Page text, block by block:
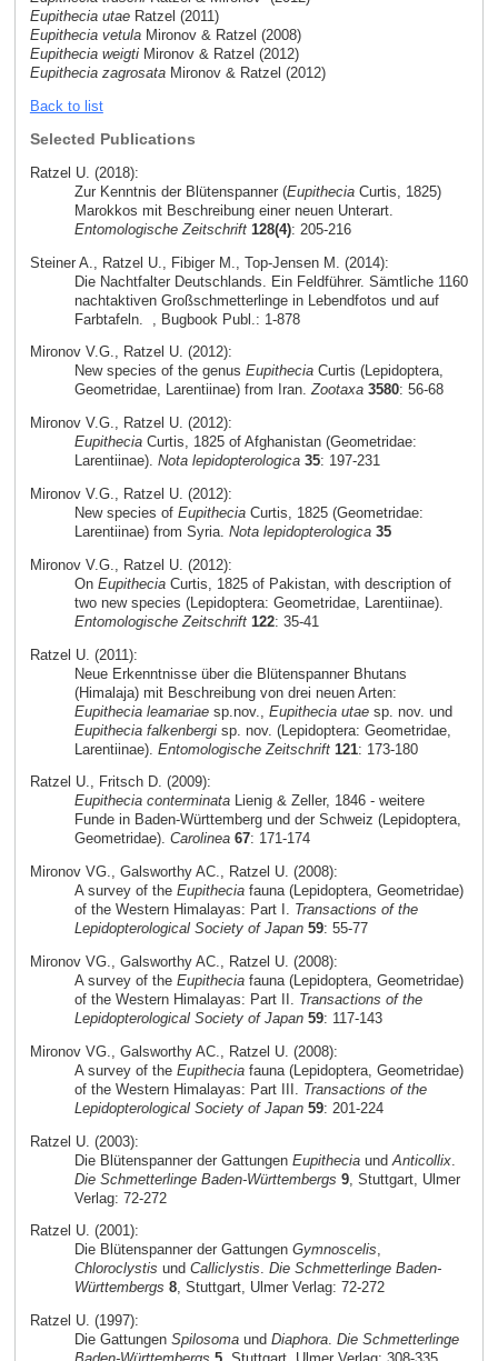
Eupithecia utaeRatzel (2011)
Eupithecia vetulaMironov & Ratzel (2008)
Eupithecia weigtiMironov & Ratzel (2012)
Eupithecia zagrosata Mironov & Ratzel (2012)
Back to list
Selected Publications
Ratzel U. (2018):
Zur Kenntnis der Blütenspanner (EupitheciaCurtis, 1825)
Marokkos mit Beschreibung einer neuen Unterart.
Entomologische Zeitschrift 128(4): 205-216
Steiner A., Ratzel U., Fibiger M., Top-Jensen M. (2014):
Die Nachtfalter Deutschlands. Ein Feldführer. Sämtliche 1160
nachtaktiven Großschmetterlinge in Lebendfotos und auf
Farbtafeln.
, Bugbook Publ.: 1-878
Mironov V.G., Ratzel U. (2012):
New species of the genus EupitheciaCurtis (Lepidoptera,
Geometridae, Larentiinae) from Iran.Zootaxa 3580: 56-68
Mironov V.G., Ratzel U. (2012):
EupitheciaCurtis, 1825 of Afghanistan (Geometridae:
Larentiinae). Nota lepidopterologica 35: 197-231
Mironov V.G., Ratzel U. (2012):
New species of EupitheciaCurtis, 1825 (Geometridae:
Larentiinae) from Syria. Nota lepidopterologica 35
Mironov V.G., Ratzel U. (2012):
On EupitheciaCurtis, 1825 of Pakistan, with description of
two new species (Lepidoptera: Geometridae, Larentiinae).
Entomologische Zeitschrift 122: 35-41
Ratzel U. (2011):
Neue Erkenntnisse über die Blütenspanner Bhutans
(Himalaja) mit Beschreibung von drei neuen Arten:
Eupithecia leamariaesp.nov., Eupithecia utaesp. nov. und
Eupithecia falkenbergisp. nov. (Lepidoptera: Geometridae,
Larentiinae). Entomologische Zeitschrift 121: 173-180
Ratzel U., Fritsch D. (2009):
Eupithecia conterminataLienig & Zeller, 1846 - weitere
Funde in Baden-Württemberg und der Schweiz (Lepidoptera,
Geometridae). Carolinea 67: 171-174
Mironov VG., Galsworthy AC., Ratzel U. (2008):
A survey of the Eupitheciafauna (Lepidoptera, Geometridae)
of the Western Himalayas: Part I. Transactions of the
Lepidopterological Society of Japan 59: 55-77
Mironov VG., Galsworthy AC., Ratzel U. (2008):
A survey of the Eupitheciafauna (Lepidoptera, Geometridae)
of the Western Himalayas: Part II. Transactions of the
Lepidopterological Society of Japan 59: 117-143
Mironov VG., Galsworthy AC., Ratzel U. (2008):
A survey of the Eupitheciafauna (Lepidoptera, Geometridae)
of the Western Himalayas: Part III. Transactions of the
Lepidopterological Society of Japan 59: 201-224
Ratzel U. (2003):
Die Blütenspanner der Gattungen Eupitheciaund Anticollix.
Die Schmetterlinge Baden-Württembergs 9, Stuttgart, Ulmer
Verlag: 72-272
Ratzel U. (2001):
Die Blütenspanner der Gattungen Gymnoscelis,
Chloroclystis und Calliclystis. Die Schmetterlinge Baden-
Württembergs 8, Stuttgart, Ulmer Verlag: 72-272
Ratzel U. (1997):
Die Gattungen Spilosomaund Diaphora. Die Schmetterlinge